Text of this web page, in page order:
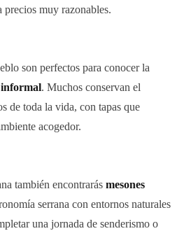
precios muy razonables.
son perfectos para conocer la
. Muchos conservan el
de toda la vida, con tapas que
acogedor.
también encontrarás mesones
serrana con entornos naturales
una jornada de senderismo o